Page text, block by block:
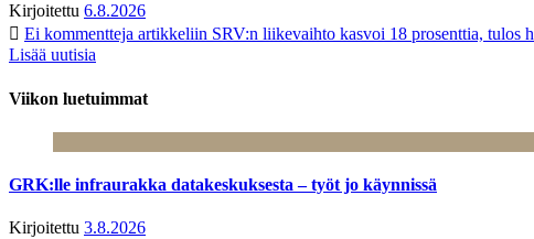
Kirjoitettu 6.8.2026
Ei kommentteja artikkeliin SRV:n liikevaihto kasvoi 18 prosenttia, tulos
Lisää uutisia
Viikon luetuimmat
GRK:lle infraurakka datakeskuksesta – työt jo käynnissä
Kirjoitettu 3.8.2026